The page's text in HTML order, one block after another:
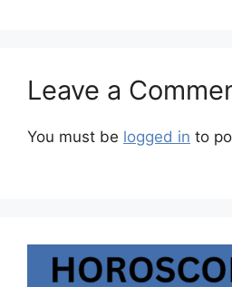
Leave a
You must be logged in to